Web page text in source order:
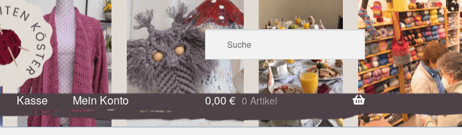
Kasse Mein Konto 0,00 € 0 Artikel